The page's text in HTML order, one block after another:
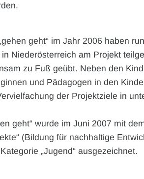
geht“ im Jahr 2006 haben
Niederösterreich am Projekt
zu Fuß geübt. Neben den
und Pädagogen in den
der Projektziele in
geht“ wurde im Juni 2007 mit
(Bildung für nachhaltige
„Jugend“ ausgezeichnet.